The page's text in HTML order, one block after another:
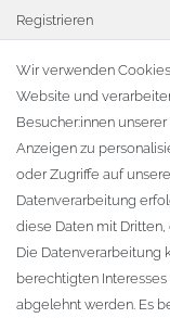
Registrieren
Warenkorb
Zur Kasse
KONTAKT
Fa. Steffen Jost
Söbrigener Weg 50
D-01796 Pirna
Telefon:+49 (0)3501
Wir verwenden
Website und
Besucher:innen
Anzeigen zu
oder Zugriffe auf
Datenverarbeitung
diese Daten mit
Die Datenverarbeitung
berechtigten
abgelehnt werden. Es